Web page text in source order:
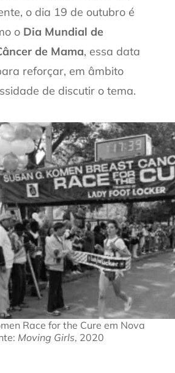
o dia 19 de outubro é
o Dia Mundial de
de Mama, essa data
reforçar, em âmbito
de discutir o tema.
Race for the Cure em Nova
Moving Girls, 2020